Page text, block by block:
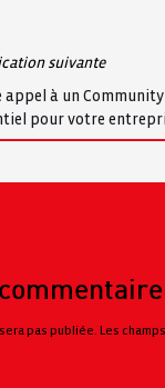
suivante
appel à un
pour votre
pas publiée. Les